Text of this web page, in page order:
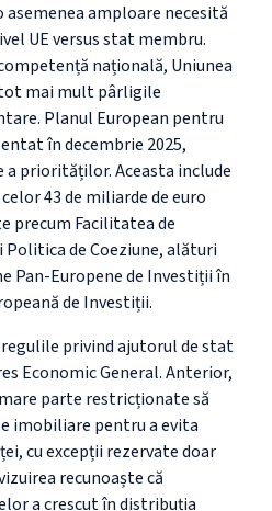
asemenea amploare necesită
UE versus stat membru.
națională, Uniunea
mai mult pârligile
Planul European pentru
în decembrie 2025,
a priorităților. Aceasta include
43 de miliarde de euro
precum Facilitatea de
Politica de Coeziune, alături
Pan-Europene de Investiții în
de Investiții.
privind ajutorul de stat
Economic General. Anterior,
parte restricționate să
imobiliare pentru a evita
cu excepții rezervate doar
recunoaște că
a crescut în distribuția